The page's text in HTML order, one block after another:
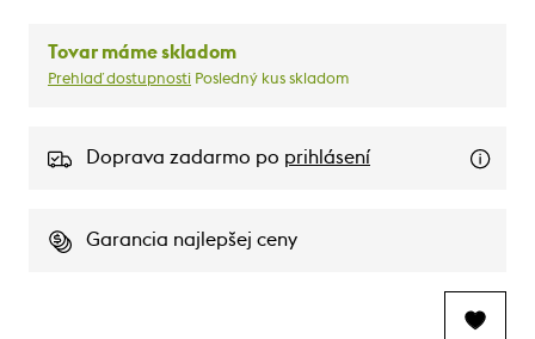
Tovar máme skladom
Prehlaď dostupnosti Posledný kus skladom
Doprava zadarmo po prihlásení
Garancia najlepšej ceny